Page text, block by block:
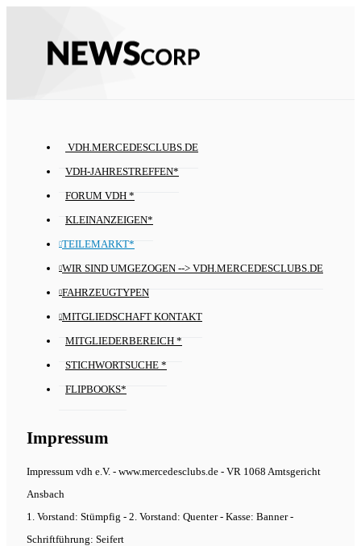
VDH.MERCEDESCLUBS.DE
VDH-JAHRESTREFFEN*
FORUM VDH *
KLEINANZEIGEN*
TEILEMARKT*
WIR SIND UMGEZOGEN --> VDH.MERCEDESCLUBS.DE
FAHRZEUGTYPEN
MITGLIEDSCHAFT KONTAKT
MITGLIEDERBEREICH *
STICHWORTSUCHE *
FLIPBOOKS*
Impressum
Impressum vdh e.V. - www.mercedesclubs.de - VR 1068 Amtsgericht
Ansbach
1. Vorstand: Stümpfig - 2. Vorstand: Quenter - Kasse: Banner -
Schriftführung: Seifert